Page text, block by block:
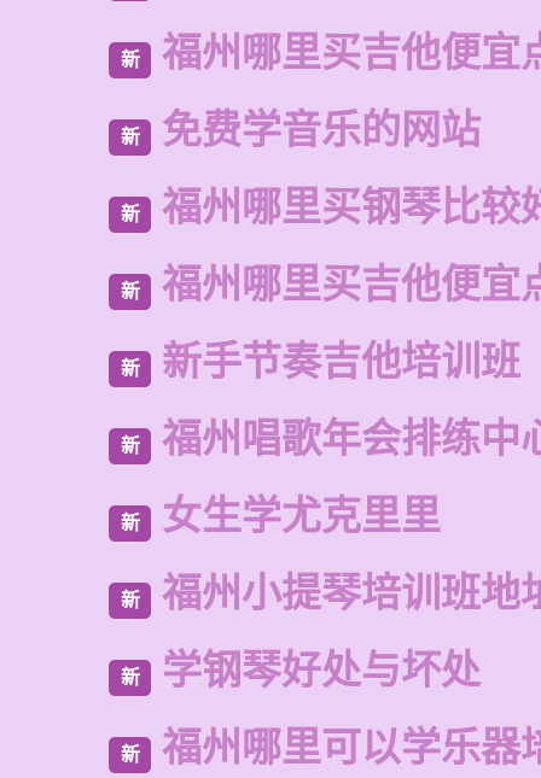
新 福州哪里买吉他便宜
新 免费学音乐的网站
新 福州哪里买钢琴比较
新 福州哪里买吉他便宜
新 新手节奏吉他培训班
新 福州唱歌年会排练中
新 女生学尤克里里
新 福州小提琴培训班地
新 学钢琴好处与坏处
新 福州哪里可以学乐器